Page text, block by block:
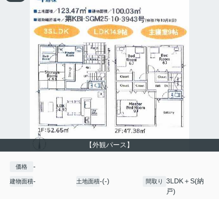
【外観パース】
価格 -
建物面積- 土地面積-(-) 間取り
3LDK＋S(納
戸)